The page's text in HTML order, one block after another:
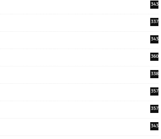
343
337
343
360
338
357
357
343